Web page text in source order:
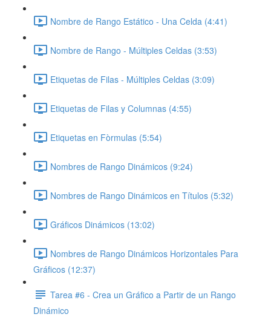
Nombre de Rango Estático - Una Celda (4:41)
Nombre de Rango - Múltiples Celdas (3:53)
Etiquetas de Filas - Múltiples Celdas (3:09)
Etiquetas de Filas y Columnas (4:55)
Etiquetas en Fòrmulas (5:54)
Nombres de Rango Dinámicos (9:24)
Nombres de Rango Dinámicos en Títulos (5:32)
Gráficos Dinámicos (13:02)
Nombres de Rango Dinámicos Horizontales Para
Gráficos (12:37)
Tarea #6 - Crea un Gráfico a Partir de un Rango
Dinámico